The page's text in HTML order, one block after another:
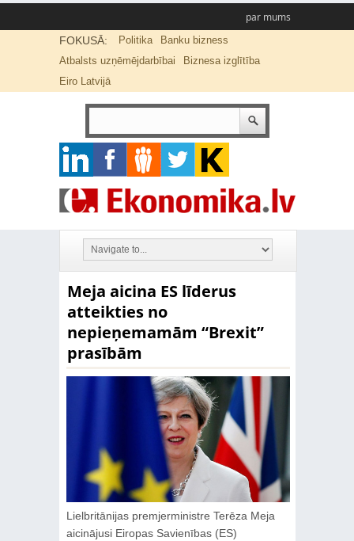
par mums
FOKUSĀ: Politika
Banku bizness
Atbalsts uzņēmējdarbībai
Biznesa izglītība
Eiro Latvijā
Meja aicina ES līderus
atteikties no
nepieņemamām “Brexit”
prasībām
Lielbritānijas premjerministre Terēza Meja
aicinājusi Eiropas Savienības (ES)